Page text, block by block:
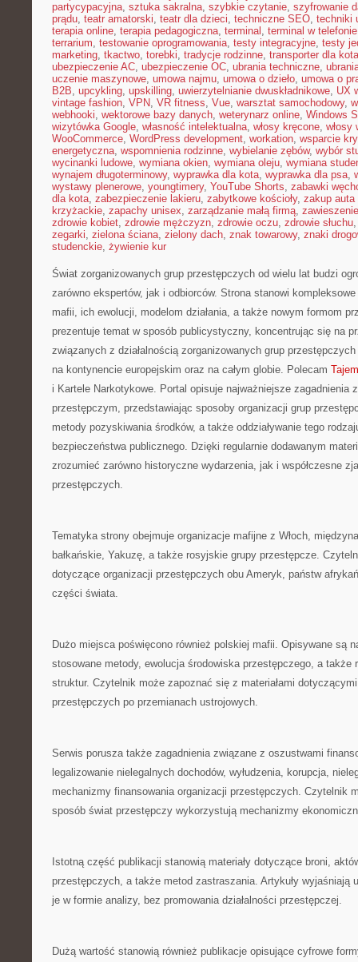
partycypacyjna, sztuka sakralna, szybkie czytanie, szyfrowanie
prądu, teatr amatorski, teatr dla dzieci, techniczne SEO, techniki
terapia online, terapia pedagogiczna, terminal , terminal w telefonie
terrarium, testowanie oprogramowania, testy integracyjne, testy
marketing, tkactwo, torebki, tradycje rodzinne, transporter dla kota
ubezpieczenie AC, ubezpieczenie OC, ubrania techniczne,
uczenie maszynowe, umowa najmu, umowa o dzieło, umowa o
B2B, upcykling, upskilling, uwierzytelnianie dwuskładnikowe, UX
vintage fashion, VPN, VR fitness, Vue, warsztat samochodowy,
webhooki, wektorowe bazy danych, weterynarz online, Windows
wizytówka Google, własność intelektualna, włosy kręcone, włosy
WooCommerce, WordPress development, workation, wsparcie
energetyczna, wspomnienia rodzinne, wybielanie zębów, wybór
wycinanki ludowe, wymiana okien, wymiana oleju, wymiana
wynajem długoterminowy, wyprawka dla kota, wyprawka dla psa,
wystawy plenerowe, youngtimery, YouTube Shorts, zabawki
dla kota, zabezpieczenie lakieru, zabytkowe kościoły, zakup auta
krzyżackie, zapachy unisex, zarządzanie małą firmą, zawieszenie
zdrowie kobiet, zdrowie mężczyzn, zdrowie oczu, zdrowie słuchu
zegarki, zielona ściana, zielony dach, znak towarowy, znaki
studenckie, żywienie kur
Świat zorganizowanych grup przestępczych od wielu lat budzi
zarówno ekspertów, jak i odbiorców. Strona stanowi
mafii, ich ewolucji, modelom działania, a także nowym formom
prezentuje temat w sposób publicystyczny, koncentrując się na
związanych z działalnością zorganizowanych grup
na kontynencie europejskim oraz na całym globie. Polecam
i Kartele Narkotykowe. Portal opisuje najważniejsze zagadnienia
przestępczym, przedstawiając sposoby organizacji grup
metody pozyskiwania środków, a także oddziaływanie tego
bezpieczeństwa publicznego. Dzięki regularnie dodawanym
zrozumieć zarówno historyczne wydarzenia, jak i współczesne
przestępczych.
Tematyka strony obejmuje organizacje mafijne z Włoch,
bałkańskie, Yakuzę, a także rosyjskie grupy przestępcze.
dotyczące organizacji przestępczych obu Ameryk, państw
części świata.
Dużo miejsca poświęcono również polskiej mafii. Opisywane są
stosowane metody, ewolucja środowiska przestępczego, a także
struktur. Czytelnik może zapoznać się z materiałami
przestępczych po przemianach ustrojowych.
Serwis porusza także zagadnienia związane z oszustwami
legalizowanie nielegalnych dochodów, wyłudzenia, korupcja,
mechanizmy finansowania organizacji przestępczych. Czytelnik
sposób świat przestępczy wykorzystują mechanizmy
Istotną część publikacji stanowią materiały dotyczące broni,
przestępczych, a także metod zastraszania. Artykuły wyjaśniają
je w formie analizy, bez promowania działalności przestępczej.
Dużą wartość stanowią również publikacje opisujące cyfrowe